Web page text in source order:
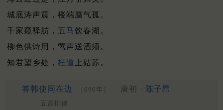
城底涛声震，楼端蜃气孤。
千家窥驿舫，
五马饮春湖。
柳色供诗用，莺声送酒须。
知君望乡处， 枉道 上姑苏。
答韩使同在边 （696年） 唐初 · 陈子昂
五言排律